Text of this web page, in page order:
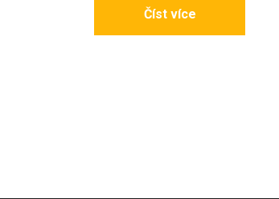
Číst více